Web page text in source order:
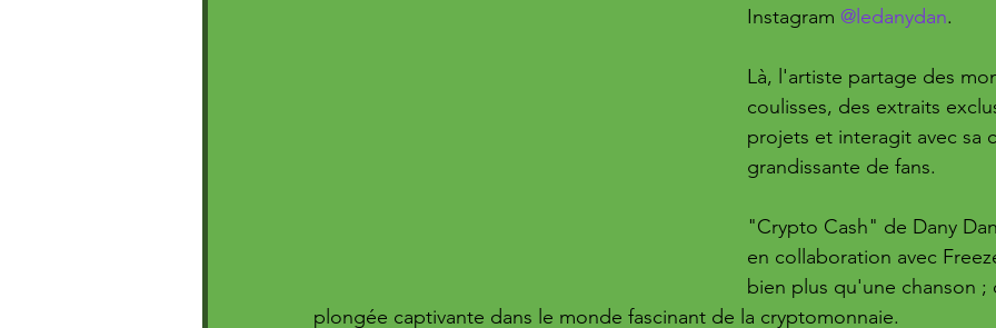
Instagram @ledanydan.
Là, l'artiste partage des
coulisses, des extraits
projets et interagit avec sa
grandissante de fans.
"Crypto Cash" de Dany
en collaboration avec
bien plus qu'une chanson ;
plongée captivante dans le monde fascinant de la cryptomonnaie.